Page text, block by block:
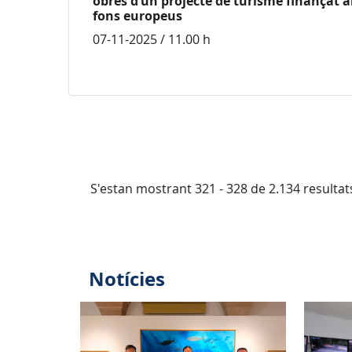
fons europeus
07-11-2025 / 11.00 h
S'estan mostrant 321 - 328 de 2.134
Notícies